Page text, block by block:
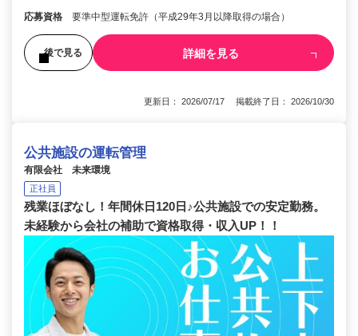
応募資格 要準中型運転免許（平成29年3月以降取得の場合）
後で見る 詳細を見る
更新日： 2026/07/17 掲載終了日： 2026/10/30
公共施設の運転管理
有限会社 未来環境
正社員
残業ほぼなし！年間休日120日♪公共施設での安定勤務。
未経験から会社の補助で資格取得・収入UP！！